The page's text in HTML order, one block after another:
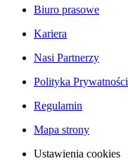
Biuro prasowe
Kariera
Nasi Partnerzy
Polityka Prywatności
Regulamin
Mapa strony
Ustawienia cookies